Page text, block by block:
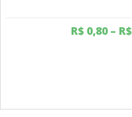
R$ 0,80– R$